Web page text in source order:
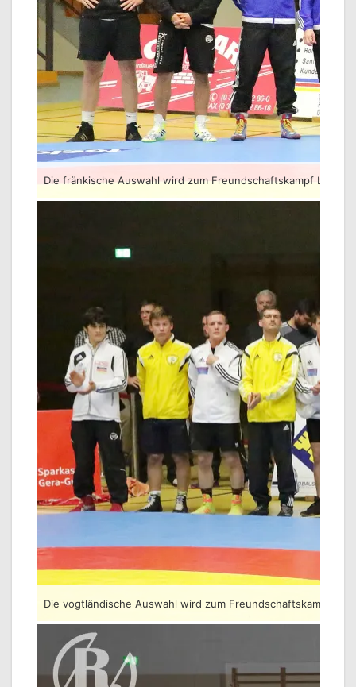
Die fränkische Auswahl wird zum Freundschaftskampf
Die vogtländische Auswahl wird zum Freundschaftskampf